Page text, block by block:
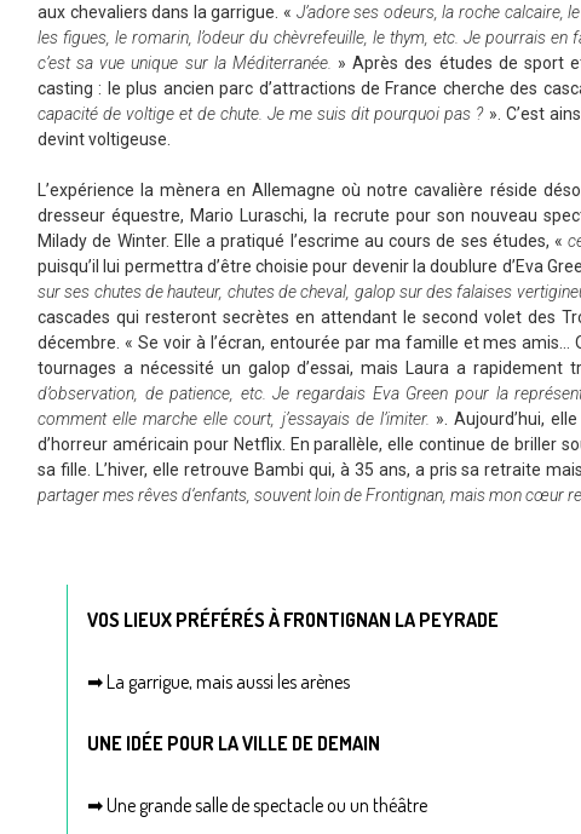
aux chevaliers dans la garrigue. « J’adore ses odeurs, la roche calcaire,
les figues, le romarin, l’odeur du chèvrefeuille, le thym, etc. Je pourrais en
c’est sa vue unique sur la Méditerranée. » Après des études de sport
casting : le plus ancien parc d’attractions de France cherche des
capacité de voltige et de chute. Je me suis dit pourquoi pas ?». C’est
devint voltigeuse.
L’expérience la mènera en Allemagne où notre cavalière réside
dresseur équestre, Mario Luraschi, la recrute pour son nouveau
Milady de Winter. Elle a pratiqué l’escrime au cours de ses études, «
puisqu’il lui permettra d’être choisie pour devenir la doublure d’Eva
sur ses chutes de hauteur, chutes de cheval, galop sur des falaises
cascades qui resteront secrètes en attendant le second volet des
décembre. « Se voir à l’écran, entourée par ma famille et mes amis…
tournages a nécessité un galop d’essai, mais Laura a rapidement
d’observation, de patience, etc. Je regardais Eva Green pour la
comment elle marche elle court, j’essayais de l’imiter. ». Aujourd’hui,
d’horreur américain pour Netflix. En parallèle, elle continue de briller
sa fille. L’hiver, elle retrouve Bambi qui, à 35 ans, a pris sa retraite
partager mes rêves d‘enfants, souvent loin de Frontignan, mais mon cœur
VOS LIEUX PRÉFÉRÉS À FRONTIGNAN LA PEYRADE
➡ La garrigue, mais aussi les arènes
UNE IDÉE POUR LA VILLE DE DEMAIN
➡ Une grande salle de spectacle ou un théâtre